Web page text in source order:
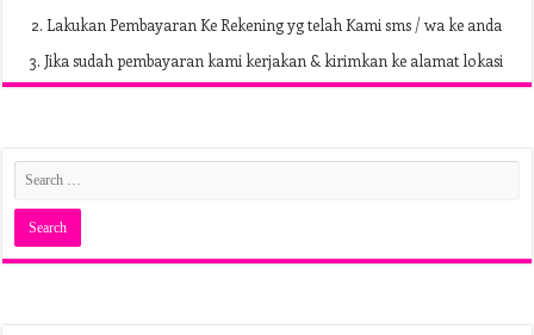
2. Lakukan Pembayaran Ke Rekening yg telah Kami sms / wa ke anda
3. Jika sudah pembayaran kami kerjakan & kirimkan ke alamat lokasi